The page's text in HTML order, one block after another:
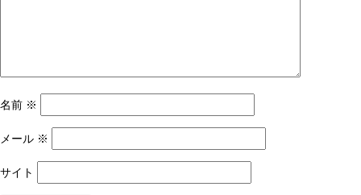
名前 ※
メール ※
サイト